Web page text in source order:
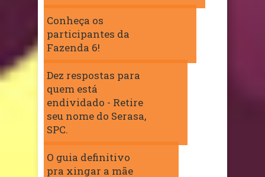
Conheça os
participantes da
Fazenda 6!
Dez respostas para
quem está
endividado - Retire
seu nome do Serasa,
SPC.
O guia definitivo
pra xingar a mãe